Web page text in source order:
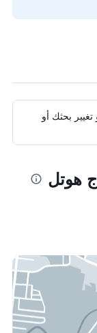
بحثك أو
هوتل